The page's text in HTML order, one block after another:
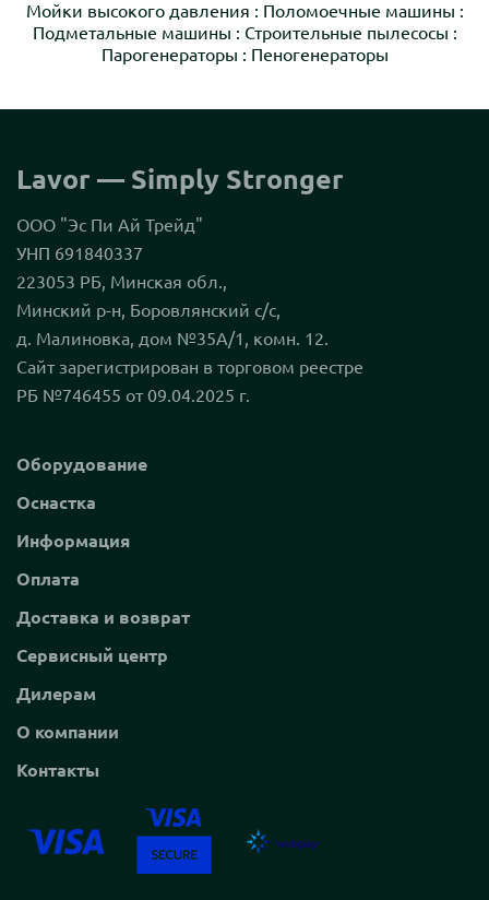
Мойки высокого давления : Поломоечные машины :
Подметальные машины : Строительные пылесосы :
Парогенераторы : Пеногенераторы
Lavor — Simply Stronger
ООО "Эс Пи Ай Трейд"
УНП 691840337
223053 РБ, Минская обл.,
Минский р-н, Боровлянский с/с,
д. Малиновка, дом №35А/1, комн. 12.
Сайт зарегистрирован в торговом реестре
РБ №746455 от 09.04.2025 г.
Оборудование
Оснастка
Информация
Оплата
Доставка и возврат
Сервисный центр
Дилерам
О компании
Контакты